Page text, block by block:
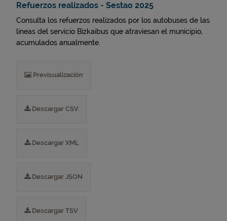
Refuerzos realizados - Sestao 2025
Consulta los refuerzos realizados por los autobuses de las
líneas del servicio Bizkaibus que atraviesan el municipio,
acumulados anualmente.
Previsualización
Descargar CSV
Descargar XML
Descargar JSON
Descargar TSV